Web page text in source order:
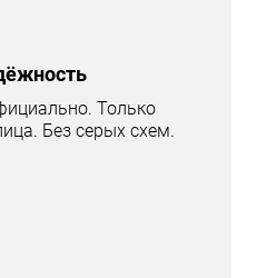
Только
Без серых схем.